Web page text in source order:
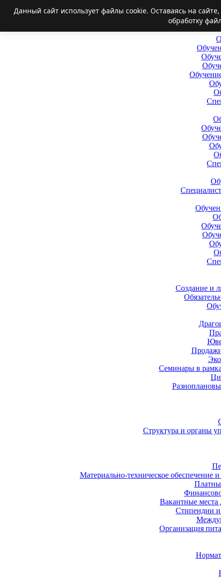
Создание и
Семинары в
Структура и органы
Материально-техническое обеспечение
Вакантные места
Стипендии
Организация
Данный сайт использует файлы cookie. Оставаясь на
обработку